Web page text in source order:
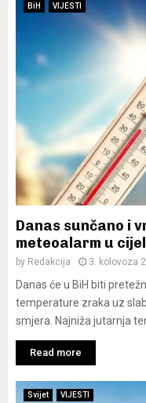
BiH VIJESTI
Danas sunčano i
meteoalarm u
by Redakcija 3. kolovoza
Danas će u BiH biti
temperature zraka uz
smjera. Najniža jutarnja
Read more
Svijet VIJESTI